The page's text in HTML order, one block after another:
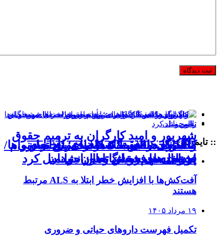
واگذاری‌ها؛ فقط ۲ درصد برای تعاونی‌ها/
بحران سهم بخش تعاون
شهریور و امید کارگران به ترمیم حقوق
اعتبارات مالی بانک‌ها برای پرداخت وام
اشتغال مددجویان تامین نشد
«اشتغال ناقص»؛ شکاف عمیق میان
فرصت‌های شغلی و نیاز جوانان
:: تایم لاین
۱۹ مرداد ۱۴۰۵
آفت‌کش‌ها با افزایش خطر ابتلا به ALS مرتبط
هستند
۱۹ مرداد ۱۴۰۵
تکمیل فهرست داروهای حیاتی و ضروری